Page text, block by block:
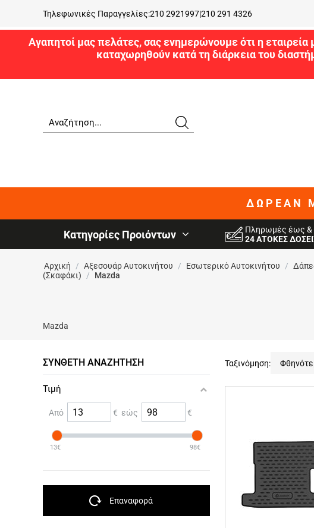
Τηλεφωνικές Παραγγελίες:210 2921997|210 291 4326
Αγαπητοί μας πελάτες, σας ενημερώνουμε ότι η
καταχωρηθούν κατά τη διάρκεια του
ΔΩΡΕΑΝ
Κατηγορίες Προιόντων
Πληρωμές έως &
24 ΑΤΟΚΕΣ
Αρχική / Αξεσουάρ Αυτοκινήτου / Εσωτερικό Αυτοκινήτου /
(Σκαφάκι)
/ Mazda
Mazda
ΣΎΝΘΕΤΗ ΑΝΑΖΉΤΗΣΗ
Τιμή
Από € εώς €
13€ 98€
Επαναφορά
Ταξινόμηση: